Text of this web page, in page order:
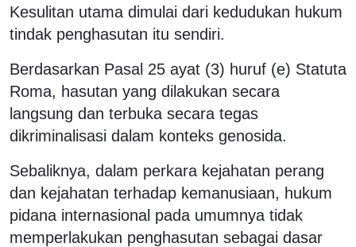
Kesulitan utama dimulai dari kedudukan hukum
tindak penghasutan itu sendiri.
Berdasarkan Pasal 25 ayat (3) huruf (e) Statuta
Roma, hasutan yang dilakukan secara
langsung dan terbuka secara tegas
dikriminalisasi dalam konteks genosida.
Sebaliknya, dalam perkara kejahatan perang
dan kejahatan terhadap kemanusiaan, hukum
pidana internasional pada umumnya tidak
memperlakukan penghasutan sebagai dasar